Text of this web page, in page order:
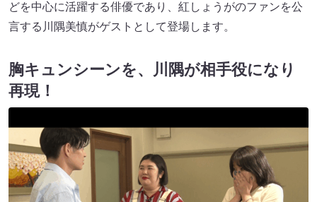
どを中心に活躍する俳優であり、紅しょうがのファンを公
言する川隅美慎がゲストとして登場します。
胸キュンシーンを、川隅が相手役になり
再現！